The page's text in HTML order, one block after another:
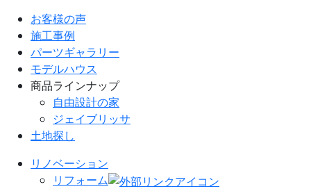
お客様の声
施工事例
パーツギャラリー
モデルハウス
商品ラインナップ
自由設計の家
ジェイブリッサ
土地探し
リノベーション
リフォーム